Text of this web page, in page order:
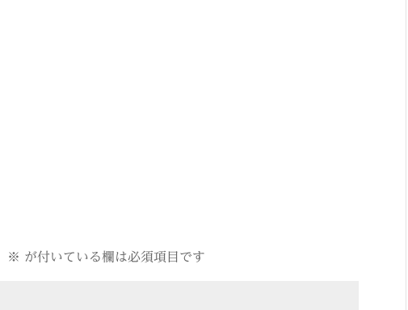
※ が付いている欄は必須項目です